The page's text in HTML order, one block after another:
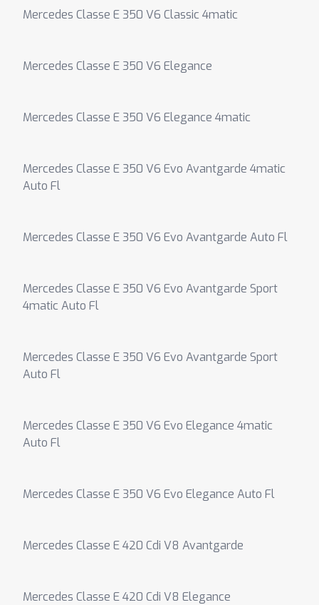
Mercedes Classe E 350 V6 Classic 4matic
Mercedes Classe E 350 V6 Elegance
Mercedes Classe E 350 V6 Elegance 4matic
Mercedes Classe E 350 V6 Evo Avantgarde 4matic
Auto Fl
Mercedes Classe E 350 V6 Evo Avantgarde Auto Fl
Mercedes Classe E 350 V6 Evo Avantgarde Sport
4matic Auto Fl
Mercedes Classe E 350 V6 Evo Avantgarde Sport
Auto Fl
Mercedes Classe E 350 V6 Evo Elegance 4matic
Auto Fl
Mercedes Classe E 350 V6 Evo Elegance Auto Fl
Mercedes Classe E 420 Cdi V8 Avantgarde
Mercedes Classe E 420 Cdi V8 Elegance